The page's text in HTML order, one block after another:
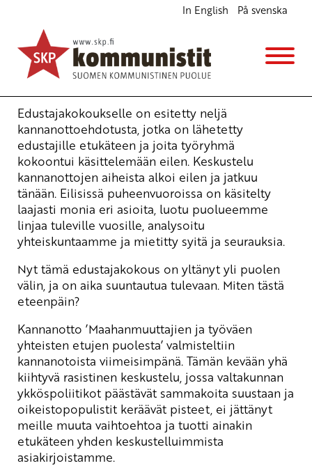
In English På svenska
SKP:n edustajakokouksen julkilausumien esittely
Ajankohtaista
16.5.2010 - 18:22(Muokattu 6.11.2025 - 13:37)
Edustajakokoukselle on esitetty neljä
kannanottoehdotusta, jotka on lähetetty
edustajille etukäteen ja joita työryhmä
kokoontui käsittelemään eilen. Keskustelu
kannanottojen aiheista alkoi eilen ja jatkuu
tänään. Eilisissä puheenvuoroissa on käsitelty
laajasti monia eri asioita, luotu puolueemme
linjaa tuleville vuosille, analysoitu
yhteiskuntaamme ja mietitty syitä ja seurauksia.
Nyt tämä edustajakokous on yltänyt yli puolen
välin, ja on aika suuntautua tulevaan. Miten tästä
eteenpäin?
Kannanotto ’Maahanmuuttajien ja työväen
yhteisten etujen puolesta’ valmisteltiin
kannanotoista viimeisimpänä. Tämän kevään yhä
kiihtyvä rasistinen keskustelu, jossa valtakunnan
ykköspoliitikot päästävät sammakoita suustaan ja
oikeistopopulistit keräävät pisteet, ei jättänyt
meille muuta vaihtoehtoa ja tuotti ainakin
etukäteen yhden keskustelluimmista
asiakirjoistamme.